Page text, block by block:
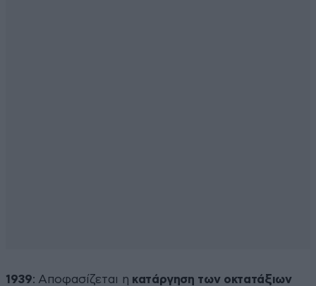
1939: Αποφασίζεται η κατάργηση των οκτατάξιων